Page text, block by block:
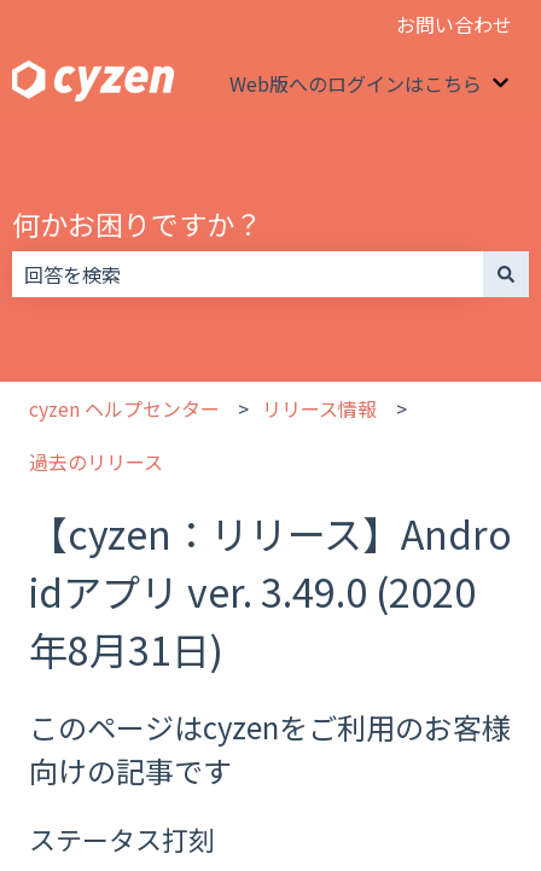
お問い合わせ
Web版へのログインはこちら
何かお困りですか？
cyzen ヘルプセンター
リリース情報
過去のリリース
【cyzen：リリース】Andro
idアプリ ver. 3.49.0 (2020
年8月31日)
このページはcyzenをご利用のお客様
向けの記事です
ステータス打刻